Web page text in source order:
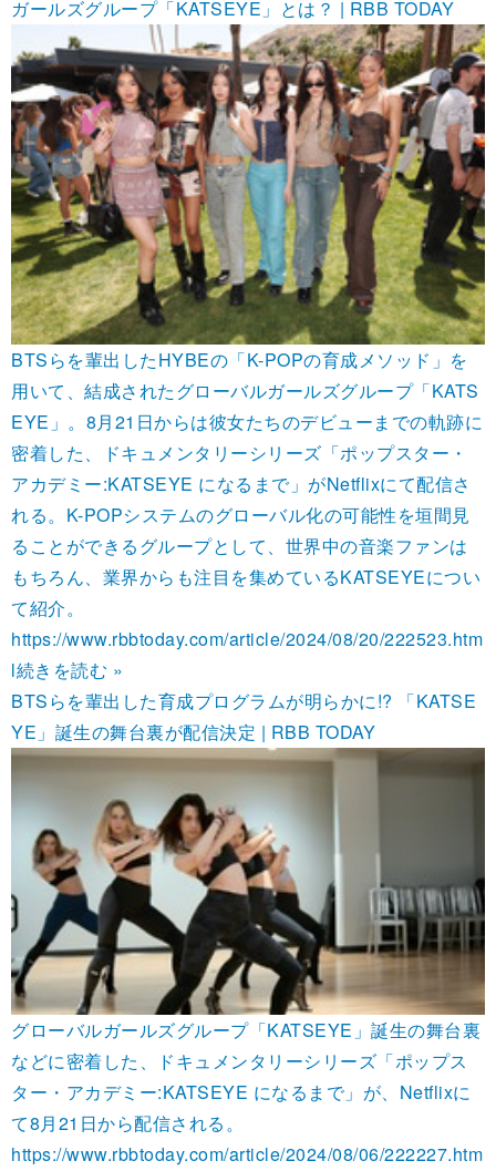
ガールズグループ「KATSEYE」とは？ | RBB TODAY
BTSらを輩出したHYBEの「K-POPの育成メソッド」を
用いて、結成されたグローバルガールズグループ「KATS
EYE」。8月21日からは彼女たちのデビューまでの軌跡に
密着した、ドキュメンタリーシリーズ「ポップスター・
アカデミー:KATSEYE になるまで」がNetflixにて配信さ
れる。K-POPシステムのグローバル化の可能性を垣間見
ることができるグループとして、世界中の音楽ファンは
もちろん、業界からも注目を集めているKATSEYEについ
て紹介。
https://www.rbbtoday.com/article/2024/08/20/222523.htm
l続きを読む »
BTSらを輩出した育成プログラムが明らかに!? 「KATSE
YE」誕生の舞台裏が配信決定 | RBB TODAY
グローバルガールズグループ「KATSEYE」誕生の舞台裏
などに密着した、ドキュメンタリーシリーズ「ポップス
ター・アカデミー:KATSEYE になるまで」が、Netflixに
て8月21日から配信される。
https://www.rbbtoday.com/article/2024/08/06/222227.htm